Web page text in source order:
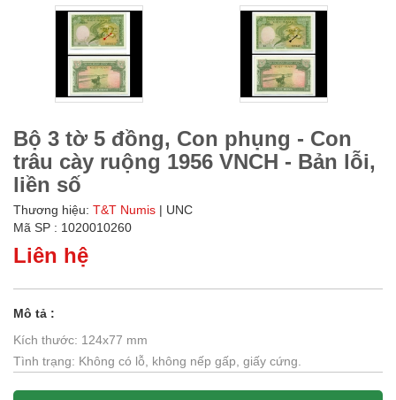
Bộ 3 tờ 5 đồng, Con phụng - Con
trâu cày ruộng 1956 VNCH - Bản lỗi,
liền số
Thương hiệu: T&T Numis | UNC
Mã SP : 1020010260
Liên hệ
Mô tả :
Kích thước: 124x77 mm
Tình trạng: Không có lỗ, không nếp gấp, giấy cứng.